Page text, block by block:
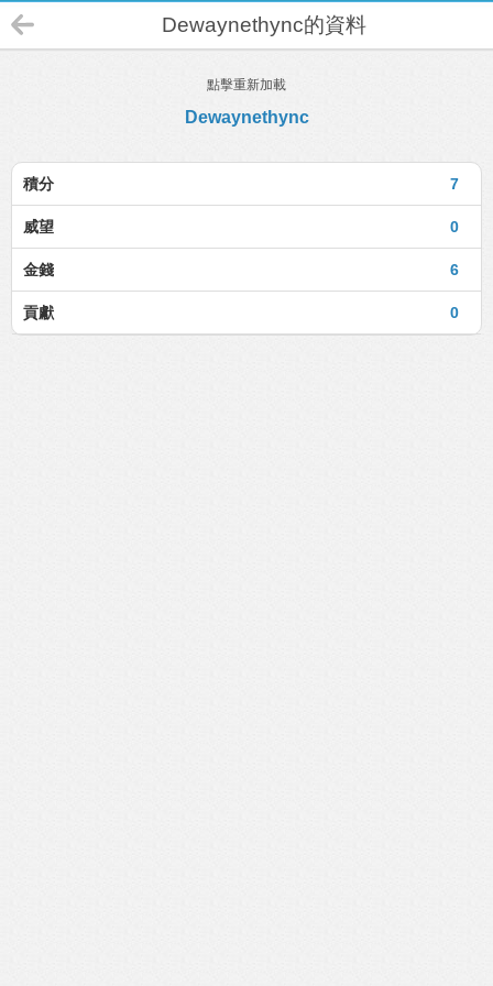
Dewaynethync的資料
點擊重新加載
Dewaynethync
7
積分
0
威望
6
金錢
0
貢獻